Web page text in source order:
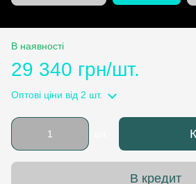
В наявності
29 340 грн/шт.
Оптові ціни від 2 шт.
В кредит